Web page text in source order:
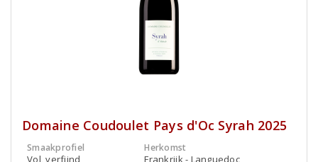
Domaine Coudoulet Pays d'Oc Syrah 2025
Smaakprofiel
Vol, verfijnd
Herkomst
Frankrijk - Languedoc